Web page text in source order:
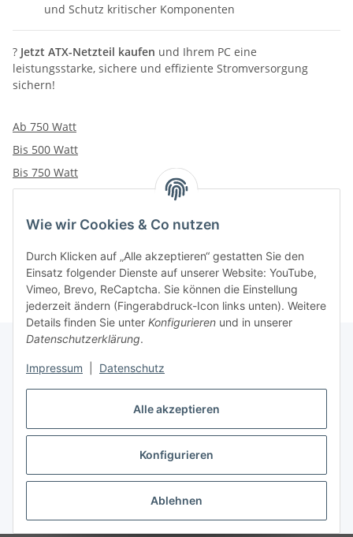
Alle akzeptieren
Konfigurieren
Ablehnen
Wie wir Cookies & Co nutzen
Durch Klicken auf „Alle akzeptieren“ gestatten Sie den
Einsatz folgender Dienste auf unserer Website: YouTube,
Vimeo, Brevo, ReCaptcha. Sie können die Einstellung
jederzeit ändern (Fingerabdruck-Icon links unten). Weitere
Details finden Sie unter Konfigurieren und in unserer
Datenschutzerklärung.
Impressum Datenschutz
und Schutz kritischer Komponenten
? Jetzt ATX-Netzteil kaufen und Ihrem PC eine
leistungsstarke, sichere und effiziente Stromversorgung
sichern!
Ab 750 Watt
Bis 500 Watt
Bis 750 Watt
Kategorien